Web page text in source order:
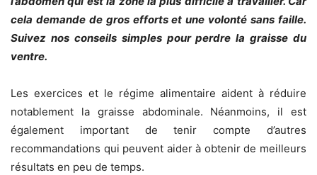
cela demande de gros efforts et une volonté sans faille.
Suivez nos conseils simples pour perdre la graisse du
ventre.
Les exercices et le régime alimentaire aident à réduire
notablement la graisse abdominale. Néanmoins, il est
également important de tenir compte d’autres
recommandations qui peuvent aider à obtenir de meilleurs
résultats en peu de temps.